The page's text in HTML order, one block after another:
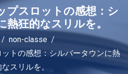
プスロットの感想：シ
狂的なスリルを。
non-classe
トの感想：シルバータウンに熱
スリルを。